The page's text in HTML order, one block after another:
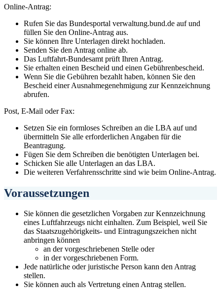
Online-Antrag:
Rufen Sie das Bundesportal verwaltung.bund.de auf und
füllen Sie den Online-Antrag aus.
Sie können Ihre Unterlagen direkt hochladen.
Senden Sie den Antrag online ab.
Das Luftfahrt-Bundesamt prüft Ihren Antrag.
Sie erhalten einen Bescheid und einen Gebührenbescheid.
Wenn Sie die Gebühren bezahlt haben, können Sie den
Bescheid einer Ausnahmegenehmigung zur Kennzeichnung
abrufen.
Post, E-Mail oder Fax:
Setzen Sie ein formloses Schreiben an die LBA auf und
übermitteln Sie alle erforderlichen Angaben für die
Beantragung.
Fügen Sie dem Schreiben die benötigten Unterlagen bei.
Schicken Sie alle Unterlagen an das LBA.
Die weiteren Verfahrensschritte sind wie beim Online-Antrag.
Voraussetzungen
Sie können die gesetzlichen Vorgaben zur Kennzeichnung
eines Luftfahrzeugs nicht einhalten. Zum Beispiel, weil Sie
das Staatszugehörigkeits- und Eintragungszeichen nicht
anbringen können
an der vorgeschriebenen Stelle oder
in der vorgeschriebenen Form.
Jede natürliche oder juristische Person kann den Antrag
stellen.
Sie können auch als Vertretung einen Antrag stellen.